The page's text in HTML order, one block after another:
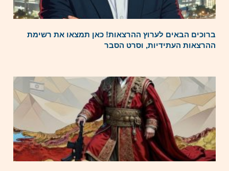
ברוכים הבאים לערוץ ההרצאות! כאן תמצאו את רשימת
ההרצאות העתידיות, וסרט הסבר